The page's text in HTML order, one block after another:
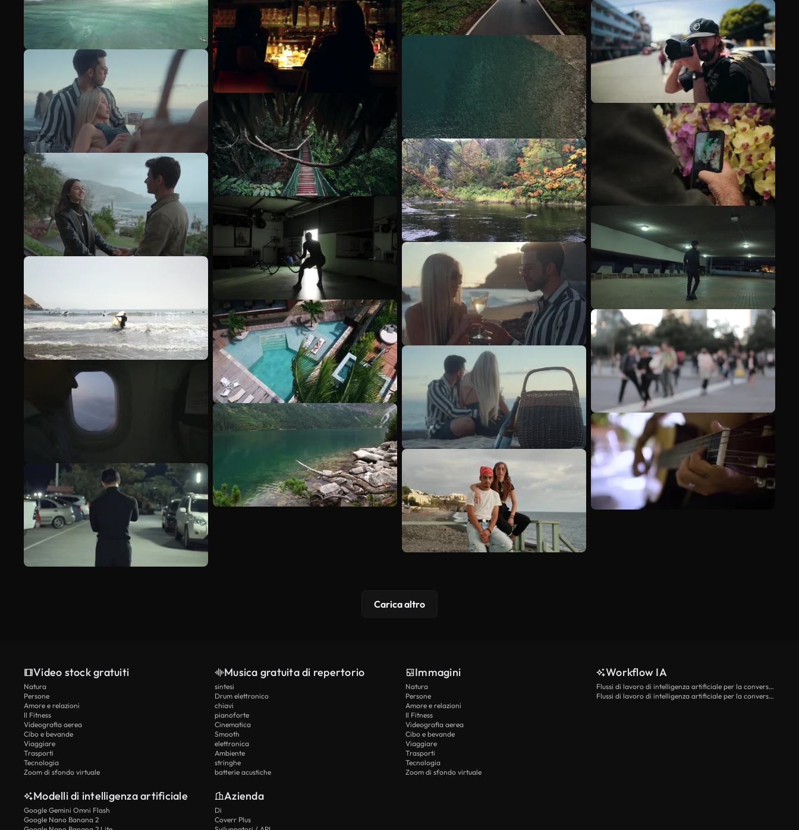
Carica altro
Video stock gratuiti
Natura
Persone
Amore e relazioni
Il Fitness
Videografia aerea
Cibo e bevande
Viaggiare
Trasporti
Tecnologia
Zoom di sfondo virtuale
Musica gratuita di repertorio
sintesi
Drum elettronico
chiavi
pianoforte
Cinematica
Smooth
elettronica
Ambiente
stringhe
batterie acustiche
Immagini
Natura
Persone
Amore e relazioni
Il Fitness
Videografia aerea
Cibo e bevande
Viaggiare
Trasporti
Tecnologia
Zoom di sfondo virtuale
Workflow IA
Flussi di lavoro di intelligenza artificiale per la conversione da testo a video
Flussi di lavoro di intelligenza artificiale per la conversione di immagini in video
Modelli di intelligenza artificiale
Google Gemini Omni Flash
Google Nano Banana 2
Azienda
Di
Coverr Plus